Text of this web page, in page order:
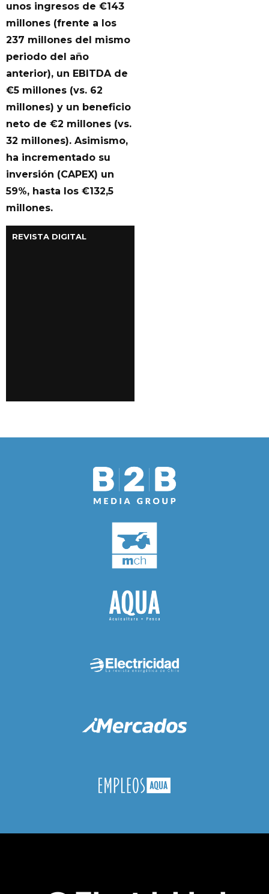
unos ingresos de €143
millones (frente a los
237 millones del mismo
periodo del año
anterior), un EBITDA de
€5 millones (vs. 62
millones) y un beneficio
neto de €2 millones (vs.
32 millones). Asimismo,
ha incrementado su
inversión (CAPEX) un
59%, hasta los €132,5
millones.
REVISTA DIGITAL